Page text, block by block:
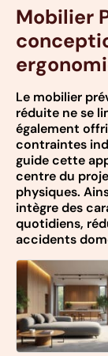
Mobilier
Le mobilier
réduite ne se
également
contraintes
guide cette
centre du
physiques.
intègre des
quotidiens,
accidents